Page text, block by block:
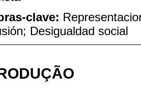
clave:
Desigualdad social